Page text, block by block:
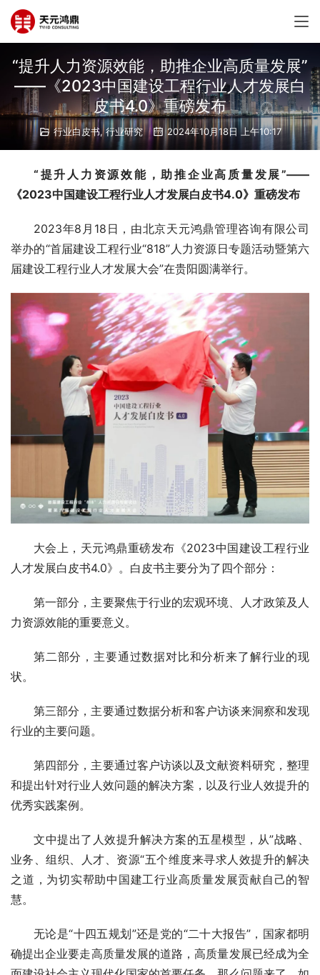
“提升人力资源效能，助推企业高质量发展”
——《2023中国建设工程行业人才发展白
皮书4.0》重磅发布
行业白皮书,行业研究 2024年10月18日 上午10:17
“提升人力资源效能，助推企业高质量发展”——
《2023中国建设工程行业人才发展白皮书4.0》重磅发布
2023年8月18日，由北京天元鸿鼎管理咨询有限公司
举办的“首届建设工程行业“818”人力资源日专题活动暨第六
届建设工程行业人才发展大会”在贵阳圆满举行。
大会上，天元鸿鼎重磅发布《2023中国建设工程行业
人才发展白皮书4.0》。白皮书主要分为了四个部分：
第一部分，主要聚焦于行业的宏观环境、人才政策及人
力资源效能的重要意义。
第二部分，主要通过数据对比和分析来了解行业的现
状。
第三部分，主要通过数据分析和客户访谈来洞察和发现
行业的主要问题。
第四部分，主要通过客户访谈以及文献资料研究，整理
和提出针对行业人效问题的解决方案，以及行业人效提升的
优秀实践案例。
文中提出了人效提升解决方案的五星模型，从”战略、
业务、组织、人才、资源“五个维度来寻求人效提升的解决
之道，为切实帮助中国建工行业高质量发展贡献自己的智
慧。
无论是“十四五规划”还是党的“二十大报告”，国家都明
确提出企业要走高质量发展的道路，高质量发展已经成为全